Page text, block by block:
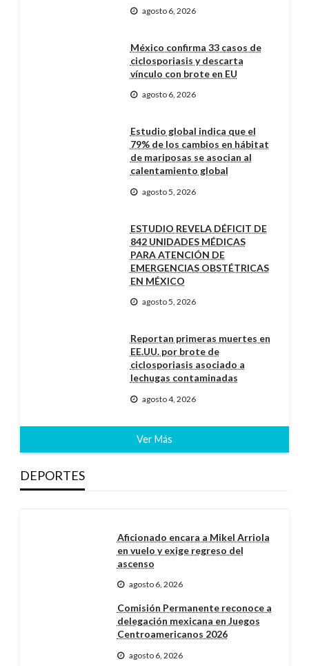
agosto 6, 2026
México confirma 33 casos de
ciclosporiasis y descarta
vínculo con brote en EU
agosto 6, 2026
Estudio global indica que el
79% de los cambios en hábitat
de mariposas se asocian al
calentamiento global
agosto 5, 2026
ESTUDIO REVELA DÉFICIT DE
842 UNIDADES MÉDICAS
PARA ATENCIÓN DE
EMERGENCIAS OBSTÉTRICAS
EN MÉXICO
agosto 5, 2026
Reportan primeras muertes en
EE.UU. por brote de
ciclosporiasis asociado a
lechugas contaminadas
agosto 4, 2026
Ver Más
DEPORTES
Aficionado encara a Mikel Arriola
en vuelo y exige regreso del
ascenso
agosto 6, 2026
Comisión Permanente reconoce a
delegación mexicana en Juegos
Centroamericanos 2026
agosto 6, 2026